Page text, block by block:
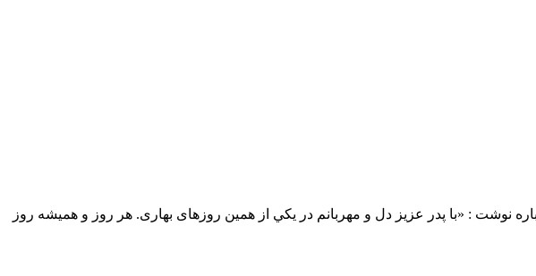
نوشت : «با پدر عزيز دل و مهربانم در يكي از همين روزهای بهاری. هر روز و هميشه روز